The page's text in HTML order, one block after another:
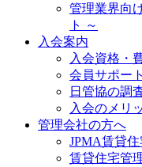
管理業界向
ト ～
入会案内
入会資格・
会員サポー
日管協の調
入会のメリ
管理会社の方へ
JPMA賃貸
賃貸住宅管